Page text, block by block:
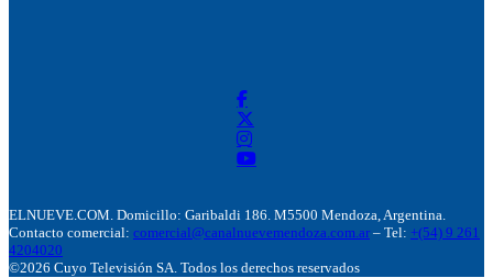
ELNUEVE.COM. Domicillo: Garibaldi 186. M5500 Mendoza, Argentina.
Contacto comercial: comercial@canalnuevemendoza.com.ar – Tel: +(54) 9 261
4204020
©2026 Cuyo Televisión SA. Todos los derechos reservados